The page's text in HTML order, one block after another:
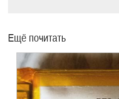
Ещё почитать